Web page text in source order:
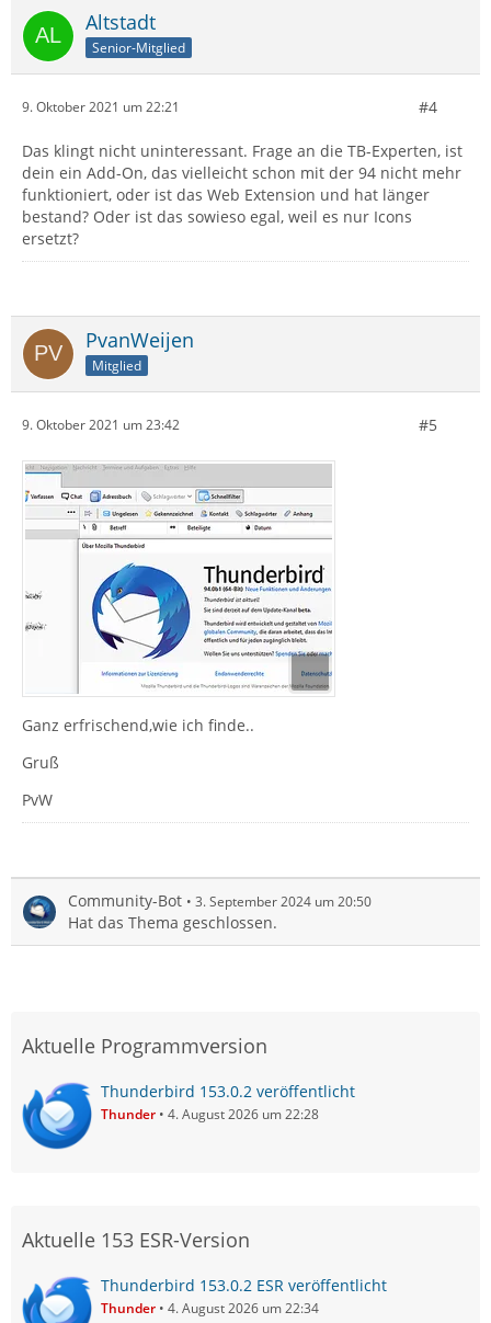
Altstadt
Senior-Mitglied
9. Oktober 2021 um 22:21 #4
Das klingt nicht uninteressant. Frage an die TB-Experten, ist
dein ein Add-On, das vielleicht schon mit der 94 nicht mehr
funktioniert, oder ist das Web Extension und hat länger
bestand? Oder ist das sowieso egal, weil es nur Icons
ersetzt?
PvanWeijen
Mitglied
9. Oktober 2021 um 23:42 #5
Ganz erfrischend,wie ich finde..
Gruß
PvW
Community-Bot 3. September 2024 um 20:50
Hat das Thema geschlossen.
Aktuelle Programmversion
Thunderbird 153.0.2 veröffentlicht
Thunder 4. August 2026 um 22:28
Aktuelle 153 ESR-Version
Thunderbird 153.0.2 ESR veröffentlicht
Thunder 4. August 2026 um 22:34